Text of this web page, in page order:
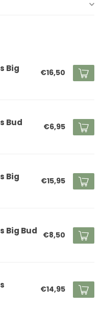
Big €16,50
Bud €6,95
Big €15,95
Big Bud €8,50
€14,95